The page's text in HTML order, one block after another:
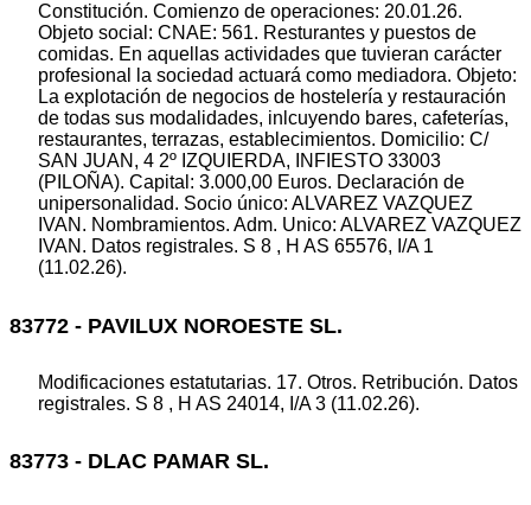
Constitución. Comienzo de operaciones: 20.01.26.
Objeto social: CNAE: 561. Resturantes y puestos de
comidas. En aquellas actividades que tuvieran carácter
profesional la sociedad actuará como mediadora. Objeto:
La explotación de negocios de hostelería y restauración
de todas sus modalidades, inlcuyendo bares, cafeterías,
restaurantes, terrazas, establecimientos. Domicilio: C/
SAN JUAN, 4 2º IZQUIERDA, INFIESTO 33003
(PILOÑA). Capital: 3.000,00 Euros. Declaración de
unipersonalidad. Socio único: ALVAREZ VAZQUEZ
IVAN. Nombramientos. Adm. Unico: ALVAREZ VAZQUEZ
IVAN. Datos registrales. S 8 , H AS 65576, I/A 1
(11.02.26).
83772 - PAVILUX NOROESTE SL.
Modificaciones estatutarias. 17. Otros. Retribución. Datos
registrales. S 8 , H AS 24014, I/A 3 (11.02.26).
83773 - DLAC PAMAR SL.